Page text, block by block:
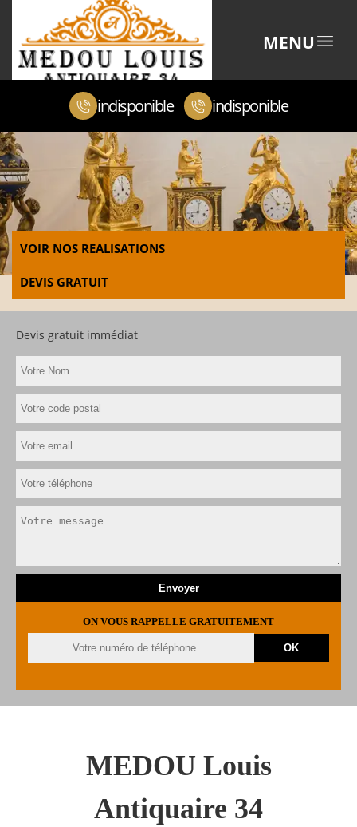
MENU
indisponible indisponible
VOIR NOS REALISATIONS
DEVIS GRATUIT
Devis gratuit immédiat
ON VOUS RAPPELLE GRATUITEMENT
MEDOU Louis
Antiquaire 34